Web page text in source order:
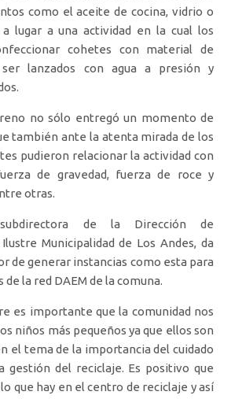
como el aceite de cocina, vidrio o
lugar a una actividad en la cual los
cohetes con material de
lanzados con agua a presión y
no sólo entregó un momento de
también ante la atenta mirada de los
pudieron relacionar la actividad con
de gravedad, fuerza de roce y
otras.
de la Dirección de
Municipalidad de Los Andes, da
de generar instancias como esta para
de la red DAEM de la comuna.
es importante que la comunidad nos
niños más pequeños ya que ellos son
el tema de la importancia del cuidado
gestión del reciclaje. Es positivo que
que hay en el centro de reciclaje y así